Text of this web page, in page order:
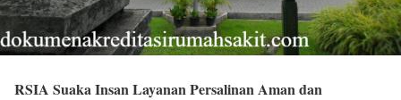
RSIA Suaka Insan Layanan Persalinan Aman dan